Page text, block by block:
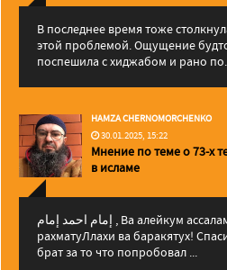
В последнее время тоже
этой проблемой. Ощущение
поспешила с хиджабом и рано
HAMZA CHERNOMORCHENKO
30.01.2025, 15:22
Мнение по теме о 73-х
в исламе
إمام احمد إمام , Ва алейкум ассалам ва
рахматуЛлахи ва баракятух!
брат за то что попробовал ...